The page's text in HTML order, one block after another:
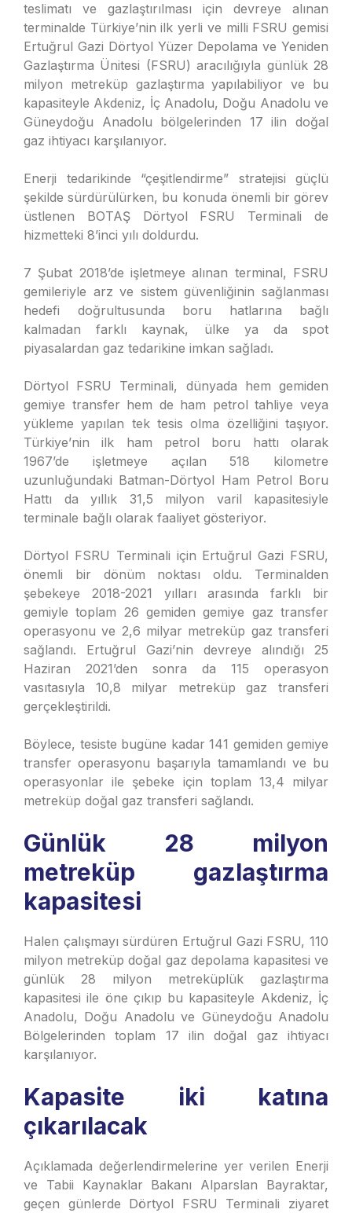
teslimatı ve gazlaştırılması için devreye alınan
terminalde Türkiye’nin ilk yerli ve milli FSRU gemisi
Ertuğrul Gazi Dörtyol Yüzer Depolama ve Yeniden
Gazlaştırma Ünitesi (FSRU) aracılığıyla günlük 28
milyon metreküp gazlaştırma yapılabiliyor ve bu
kapasiteyle Akdeniz, İç Anadolu, Doğu Anadolu ve
Güneydoğu Anadolu bölgelerinden 17 ilin doğal
gaz ihtiyacı karşılanıyor.
Enerji tedarikinde “çeşitlendirme” stratejisi güçlü
şekilde sürdürülürken, bu konuda önemli bir görev
üstlenen BOTAŞ Dörtyol FSRU Terminali de
hizmetteki 8’inci yılı doldurdu.
7 Şubat 2018’de işletmeye alınan terminal, FSRU
gemileriyle arz ve sistem güvenliğinin sağlanması
hedefi doğrultusunda boru hatlarına bağlı
kalmadan farklı kaynak, ülke ya da spot
piyasalardan gaz tedarikine imkan sağladı.
Dörtyol FSRU Terminali, dünyada hem gemiden
gemiye transfer hem de ham petrol tahliye veya
yükleme yapılan tek tesis olma özelliğini taşıyor.
Türkiye’nin ilk ham petrol boru hattı olarak
1967’de işletmeye açılan 518 kilometre
uzunluğundaki Batman-Dörtyol Ham Petrol Boru
Hattı da yıllık 31,5 milyon varil kapasitesiyle
terminale bağlı olarak faaliyet gösteriyor.
Dörtyol FSRU Terminali için Ertuğrul Gazi FSRU,
önemli bir dönüm noktası oldu. Terminalden
şebekeye 2018-2021 yılları arasında farklı bir
gemiyle toplam 26 gemiden gemiye gaz transfer
operasyonu ve 2,6 milyar metreküp gaz transferi
sağlandı. Ertuğrul Gazi’nin devreye alındığı 25
Haziran 2021’den sonra da 115 operasyon
vasıtasıyla 10,8 milyar metreküp gaz transferi
gerçekleştirildi.
Böylece, tesiste bugüne kadar 141 gemiden gemiye
transfer operasyonu başarıyla tamamlandı ve bu
operasyonlar ile şebeke için toplam 13,4 milyar
metreküp doğal gaz transferi sağlandı.
Günlük 28 milyon
metreküp gazlaştırma
kapasitesi
Halen çalışmayı sürdüren Ertuğrul Gazi FSRU, 110
milyon metreküp doğal gaz depolama kapasitesi ve
günlük 28 milyon metreküplük gazlaştırma
kapasitesi ile öne çıkıp bu kapasiteyle Akdeniz, İç
Anadolu, Doğu Anadolu ve Güneydoğu Anadolu
Bölgelerinden toplam 17 ilin doğal gaz ihtiyacı
karşılanıyor.
Kapasite iki katına
çıkarılacak
Açıklamada değerlendirmelerine yer verilen Enerji
ve Tabii Kaynaklar Bakanı Alparslan Bayraktar,
geçen günlerde Dörtyol FSRU Terminali ziyaret